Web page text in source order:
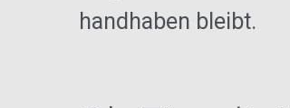
handhaben bleibt.